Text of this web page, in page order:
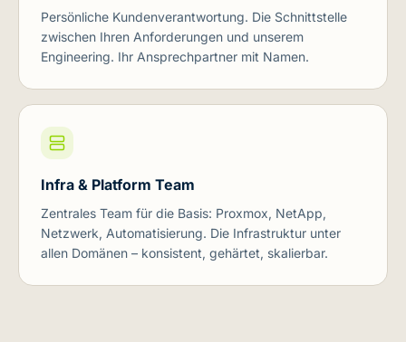
Persönliche Kundenverantwortung. Die Schnittstelle
zwischen Ihren Anforderungen und unserem
Engineering. Ihr Ansprechpartner mit Namen.
Infra & Platform Team
Zentrales Team für die Basis: Proxmox, NetApp,
Netzwerk, Automatisierung. Die Infrastruktur unter
allen Domänen – konsistent, gehärtet, skalierbar.